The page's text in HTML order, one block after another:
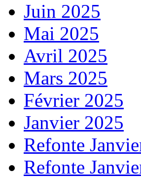
Juin 2025
Mai 2025
Avril 2025
Mars 2025
Février 2025
Janvier 2025
Refonte
Refonte